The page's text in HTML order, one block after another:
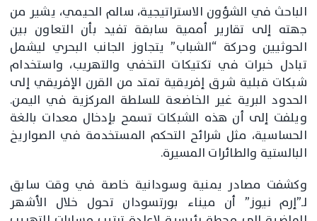
الباحث في الشؤون الاستراتيجية، سالم الحيمي، يشير من
جهته إلى تقارير أممية سابقة تفيد بأن التعاون بين
الحوثيين وحركة “الشباب” يتجاوز الجانب البحري ليشمل
تبادل خبرات في تكتيكات التخفي والتهريب، واستخدام
شبكات قبلية شرق إفريقية تمتد من القرن الإفريقي إلى
الحدود البرية غير الخاضعة للسلطة المركزية في اليمن.
ويلفت إلى أن هذه الشبكات تسمح بإدخال معدات بالغة
الحساسية، مثل شرائح التحكم المستخدمة في الصواريخ
البالستية والطائرات المسيرة.
وكشفت مصادر يمنية وسودانية خاصة في وقت سابق
لـ”إرم نيوز” أن ميناء بورتسودان تحول خلال الأشهر